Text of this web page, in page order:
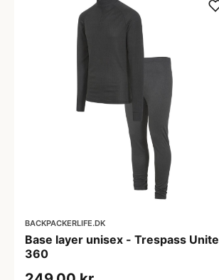
BACKPACKERLIFE.DK
Base layer unisex - Trespass Unite
360